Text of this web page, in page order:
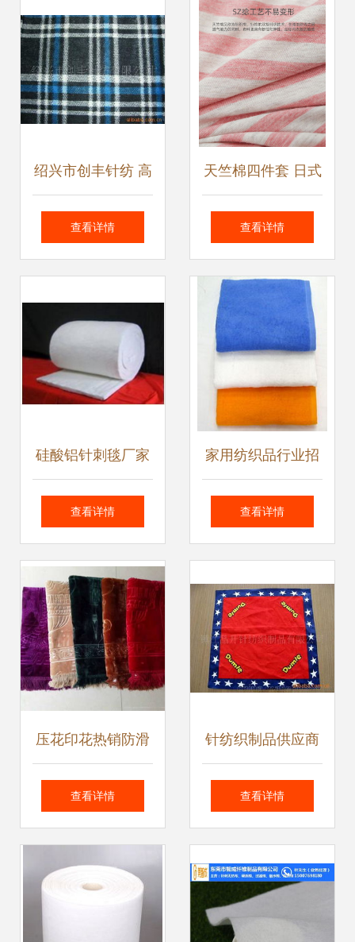
洞镂空须须休闲针
织毛衣
绍兴市创丰针纺 高
品质针织面料与日
查看详情
天竺棉四件套 日式
舒适，针织条纹的
查看详情
硅酸铝针刺毯厂家
价格与针纺织品市
查看详情
家用纺织品行业招
商加盟与供求合作
查看详情
压花印花热销防滑
加厚祈祷毯 丹娜针
质选择
查看详情
针纺织制品供应商
与批发市场概览 价
解析
查看详情